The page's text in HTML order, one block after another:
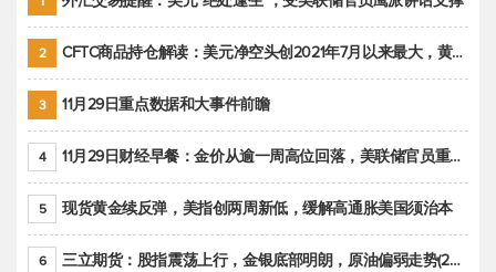
2 CFTC商品持仓解读：美元净空头创2021年7月以来最大，黄金期货投机性净多头头寸减少
3 11月29日重点数据和大事件前瞻
4 11月29日财经早餐：金价从逾一周高位回落，美联储官员重申鹰派立场推动美元回升
5 现货黄金续反弹，美指创两周新低，缓解高通胀美国须治本
6 三立期货：股指震荡上行，金银底部明朗，原油偏弱走势(20221128收评)